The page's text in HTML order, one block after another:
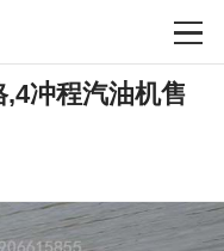
首页
冲程汽油机售